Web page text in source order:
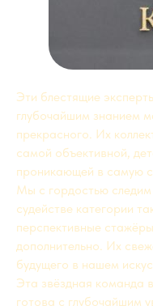
Эти блестящие
глубочайшим знанием
прекрасного. Их
самой объективной,
проникающей в самую
Мы с гордостью
судействе категории
перспективные
дополнительно. Их
будущего в нашем
Эта звёздная команда
готова с глубочайшим